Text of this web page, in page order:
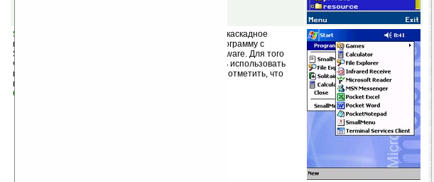
SmallMenu v3.20
(бесплатная) — менеджер задач и каскадное
пусковое меню. SmallMenu распространяет свою программу с
SmallMenuPlus, которая является программой shareware. Для того
чтобы остановить сообщение о регистрации, то есть использовать
программу как SmallMenu, нужно в окне регистрации отметить, что
программа будет использована как SmallMenu.
Скачать